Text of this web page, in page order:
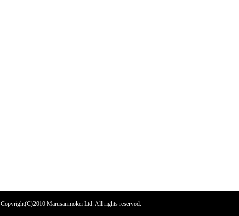
Copyright(C)2010 Marusanmokei Ltd. All rights reserved.